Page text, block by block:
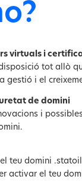
virtuals i
tot allò
gestió i el
de domini
i
teu domini
activar el teu